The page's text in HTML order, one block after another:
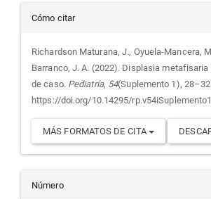
Detalles
del
artículo
Cómo citar
Richardson Maturana, J., Oyuela-Mancera,
Barranco, J. A. (2022). Displasia
de caso. Pediatría, 54(Suplemento 1),
https://doi.org/10.14295/
MÁS FORMATOS DE CITA
Número